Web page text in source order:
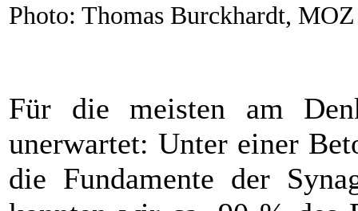
Photo: Thomas Burckhardt, MOZ
Für die meisten am
unerwartet: Unter einer
die Fundamente der